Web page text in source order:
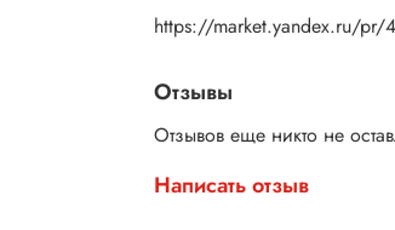
https://market.yandex.ru/pr/
Отзывы
Отзывов еще никто не
Написать отзыв